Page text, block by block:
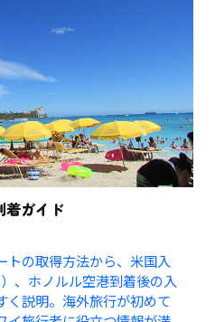
着ガイド
トの取得方法から、米国入
、ホノルル空港到着後の入
く説明。海外旅行が初めて